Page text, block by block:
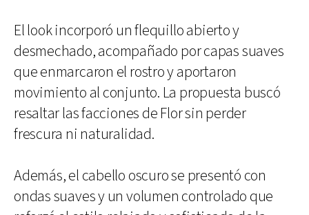
El look incorporó un flequillo abierto y
desmechado, acompañado por capas suaves
que enmarcaron el rostro y aportaron
movimiento al conjunto. La propuesta buscó
resaltar las facciones de Flor sin perder
frescura ni naturalidad.
Además, el cabello oscuro se presentó con
ondas suaves y un volumen controlado que